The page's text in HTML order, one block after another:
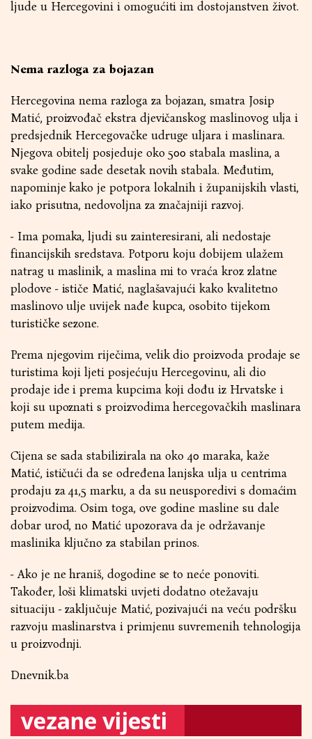
ljude u Hercegovini i omogućiti im dostojanstven život.
Nema razloga za bojazan
Hercegovina nema razloga za bojazan, smatra Josip
Matić, proizvođač ekstra djevičanskog maslinovog ulja i
predsjednik Hercegovačke udruge uljara i maslinara.
Njegova obitelj posjeduje oko 500 stabala maslina, a
svake godine sade desetak novih stabala. Međutim,
napominje kako je potpora lokalnih i županijskih vlasti,
iako prisutna, nedovoljna za značajniji razvoj.
- Ima pomaka, ljudi su zainteresirani, ali nedostaje
financijskih sredstava. Potporu koju dobijem ulažem
natrag u maslinik, a maslina mi to vraća kroz zlatne
plodove - ističe Matić, naglašavajući kako kvalitetno
maslinovo ulje uvijek nađe kupca, osobito tijekom
turističke sezone.
Prema njegovim riječima, velik dio proizvoda prodaje se
turistima koji ljeti posjećuju Hercegovinu, ali dio
prodaje ide i prema kupcima koji dođu iz Hrvatske i
koji su upoznati s proizvodima hercegovačkih maslinara
putem medija.
Cijena se sada stabilizirala na oko 40 maraka, kaže
Matić, ističući da se određena lanjska ulja u centrima
prodaju za 41,5 marku, a da su neusporedivi s domaćim
proizvodima. Osim toga, ove godine masline su dale
dobar urod, no Matić upozorava da je održavanje
maslinika ključno za stabilan prinos.
- Ako je ne hraniš, dogodine se to neće ponoviti.
Također, loši klimatski uvjeti dodatno otežavaju
situaciju - zaključuje Matić, pozivajući na veću podršku
razvoju maslinarstva i primjenu suvremenih tehnologija
u proizvodnji.
Dnevnik.ba
vezane vijesti